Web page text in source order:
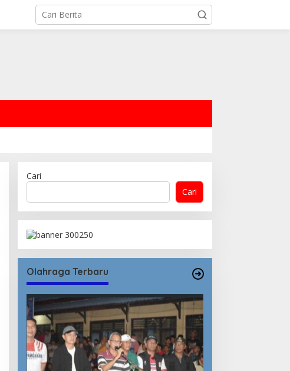
Cari
Cari
Olahraga Terbaru